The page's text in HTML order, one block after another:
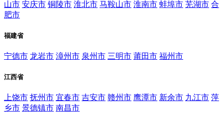
山市 安庆市 铜陵市 淮北市 马鞍山市 淮南市 蚌埠市 芜湖市 合
肥市
福建省
宁德市 龙岩市 漳州市 泉州市 三明市 莆田市 福州市
江西省
上饶市 抚州市 宜春市 吉安市 赣州市 鹰潭市 新余市 九江市 萍
乡市 景德镇市 南昌市